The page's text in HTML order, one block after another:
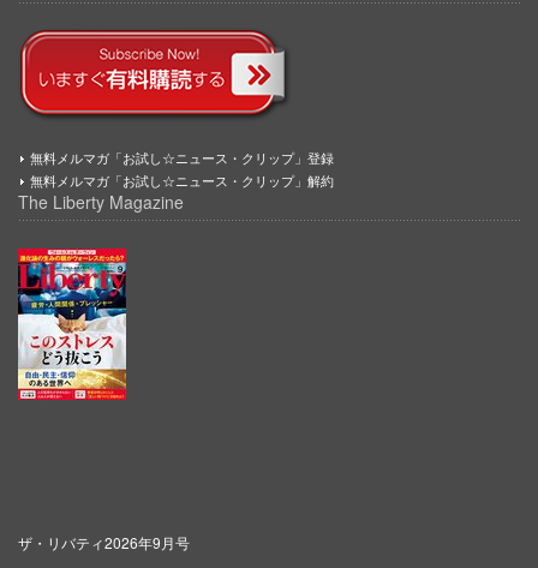
無料メルマガ「お試し☆ニュース・クリップ」登録
無料メルマガ「お試し☆ニュース・クリップ」解約
The Liberty Magazine
ザ・リバティ2026年9月号